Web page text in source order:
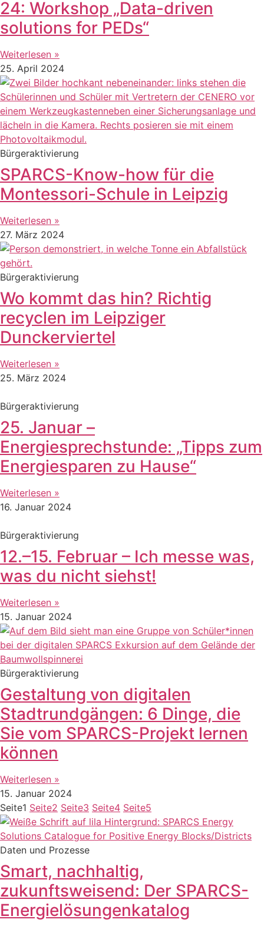
24: Workshop „Data-driven
solutions for PEDs“
Weiterlesen »
25. April 2024
Bürgeraktivierung
SPARCS-Know-how für die
Montessori-Schule in Leipzig
Weiterlesen »
27. März 2024
Bürgeraktivierung
Wo kommt das hin? Richtig
recyclen im Leipziger
Dunckerviertel
Weiterlesen »
25. März 2024
Bürgeraktivierung
25. Januar –
Energiesprechstunde: „Tipps zum
Energiesparen zu Hause“
Weiterlesen »
16. Januar 2024
Bürgeraktivierung
12.–15. Februar – Ich messe was,
was du nicht siehst!
Weiterlesen »
15. Januar 2024
Bürgeraktivierung
Gestaltung von digitalen
Stadtrundgängen: 6 Dinge, die
Sie vom SPARCS-Projekt lernen
können
Weiterlesen »
15. Januar 2024
Seite1 Seite2 Seite3 Seite4 Seite5
Daten und Prozesse
Smart, nachhaltig,
zukunftsweisend: Der SPARCS-
Energielösungenkatalog